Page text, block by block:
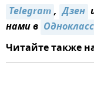
Telegram, Дзен
нами в
Читайте также